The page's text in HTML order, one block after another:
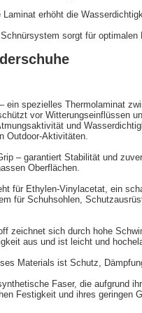
Laminat erhöht die
sorgt für optimalen
ein spezielles Thermolaminat
vor Witterungseinflüssen
und
Outdoor-Aktivitäten.
– garantiert Stabilität und
Oberflächen.
für Ethylen-Vinylacetat, ein
für Schuhsohlen,
zeichnet sich durch hohe
aus und ist leicht und
Materials ist Schutz,
Faser, die aufgrund
Festigkeit und ihres geringen